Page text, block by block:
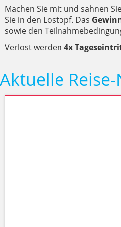
Machen Sie mit und sahnen
Sie in den Lostopf. Das
sowie den
Verlost werden 4x
Aktuelle Reise-